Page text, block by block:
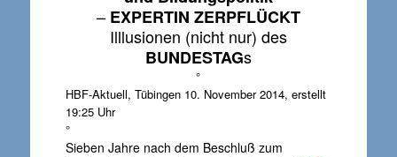
– EXPERTIN ZERPFLÜCKT
Illlusionen (nicht nur) des
BUNDESTAGs
°
HBF-Aktuell, Tübingen 10. November 2014, erstellt
19:25 Uhr
°
Sieben Jahre nach dem Beschluß zum